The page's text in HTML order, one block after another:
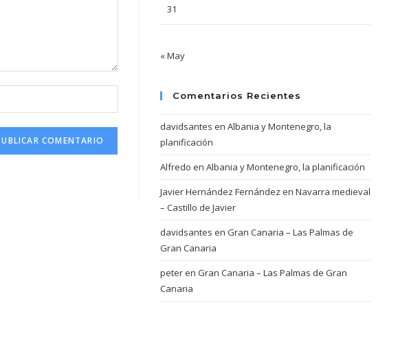
31
« May
Comentarios Recientes
davidsantes en Albania y Montenegro, la
planificación
Alfredo en Albania y Montenegro, la planificación
Javier Hernández Fernández en Navarra medieval
– Castillo de Javier
davidsantes en Gran Canaria – Las Palmas de
Gran Canaria
peteren Gran Canaria – Las Palmas de Gran
Canaria